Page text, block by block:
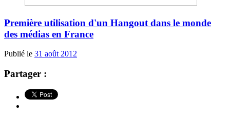
Première utilisation d'un Hangout dans le monde
des médias en France
Publié le 31 août 2012
Partager :